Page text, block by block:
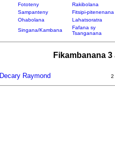
Fototeny
Rakibolana
Sampanteny
Fitsipi-pitenenana
Ohabolana
Lahatsoratra
Singana/Kambana
Fafana sy
Tsanganana
Fikambanana
Decary Raymond 2